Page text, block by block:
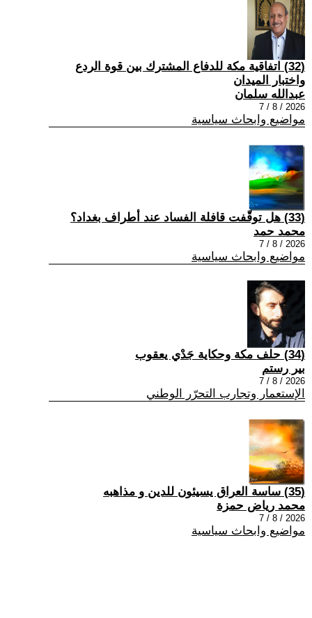
(32) اتفاقية مكة للدفاع المشترك بين قوة الردع
واختبار الميدان
عبدالله سلمان
2026 / 8 / 7
مواضيع وابحاث سياسية
(33) هل توقّفت قافلة الفساد عند أطراف بغداد؟
محمد حمد
2026 / 8 / 7
مواضيع وابحاث سياسية
(34) حلف مكة وحكاية جَدْي يعقوب
بير رستم
2026 / 8 / 7
الإستعمار وتجارب التحرّر الوطني
(35) ساسة العراق يسيئون للدين و مذاهبه
محمد رياض حمزة
2026 / 8 / 7
مواضيع وابحاث سياسية